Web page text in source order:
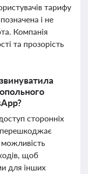
тарифу
і не
Компанія
та прозорість
сторонніх
можливість
щоб
для інших